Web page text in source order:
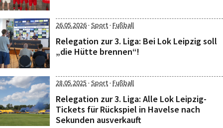
26.05.2026· Sport· Fußball
Relegation zur 3. Liga: Bei Lok Leipzig soll
„die Hütte brennen“!
28.05.2025 · Sport· Fußball
Relegation zur 3. Liga: Alle Lok Leipzig-
Tickets für Rückspiel in Havelse nach
Sekunden ausverkauft